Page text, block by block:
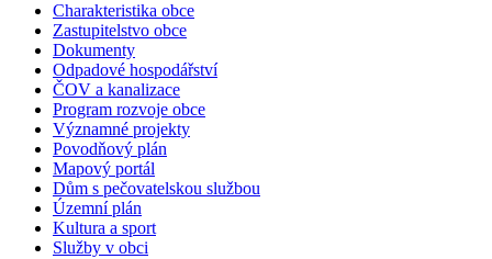
Charakteristika obce
Zastupitelstvo obce
Dokumenty
Odpadové hospodářství
ČOV a kanalizace
Program rozvoje obce
Významné projekty
Povodňový plán
Mapový portál
Dům s pečovatelskou službou
Územní plán
Kultura a sport
Služby v obci